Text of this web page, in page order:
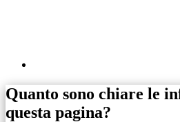
Quanto sono chiare le
questa pagina?